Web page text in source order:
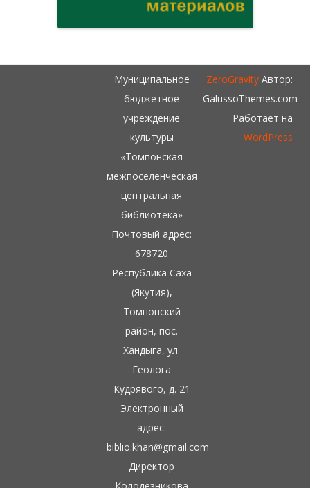
Муниципальное
бюджетное
учреждение
культуры
«Томпонская
межпоселенческая
центральная
библиотека»
Почтовый адрес:
678720
Республика Саха
(Якутия),
Томпонский
район, пос.
Хандыга, ул.
Геолога
Кудрявого, д. 21
Электронный
адрес:
biblio.khan@gmail.com
Директор
Колодезникова
ZeroGravityАвтор:
GalussoThemes.com
Работает на
WordPress